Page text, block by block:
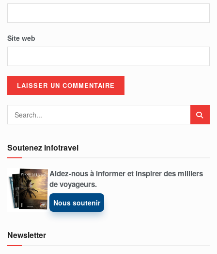
Site web
Soutenez Infotravel
Aidez-nous à informer et inspirer des milliers
de voyageurs.
Nous soutenir
Newsletter